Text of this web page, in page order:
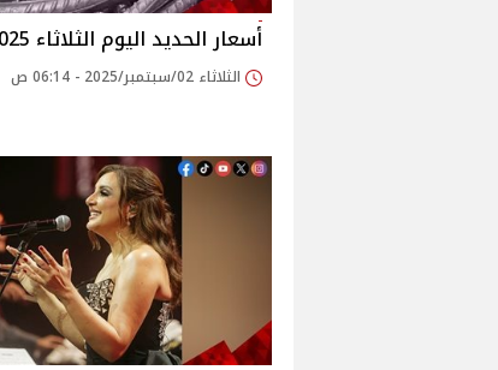
أسعار الحديد اليوم الثلاثاء 2/9/2025
الثلاثاء 02/سبتمبر/2025 - 06:14 ص